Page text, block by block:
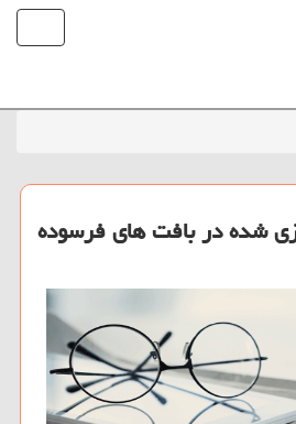
شده در بافت های فرسوده